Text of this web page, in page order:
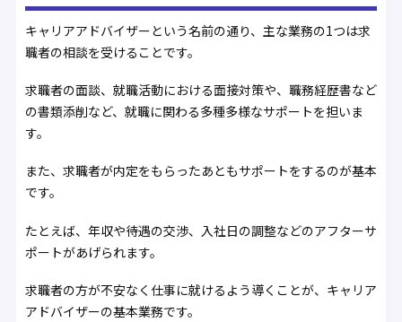
キャリアアドバイザーという名前の通り、主な業務の1つは求
職者の相談を受けることです。
求職者の面談、就職活動における面接対策や、職務経歴書など
の書類添削など、就職に関わる多種多様なサポートを担いま
す。
また、求職者が内定をもらったあともサポートをするのが基本
です。
たとえば、年収や待遇の交渉、入社日の調整などのアフターサ
ポートがあげられます。
求職者の方が不安なく仕事に就けるよう導くことが、キャリア
アドバイザーの基本業務です。